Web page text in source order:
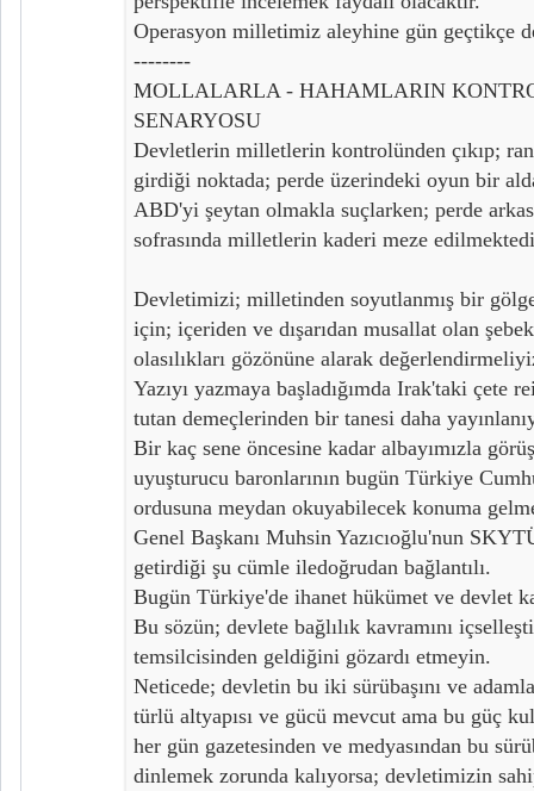
Operasyon milletimiz aleyhine gün geçtikçe
--------
MOLLALARLA - HAHAMLARIN
SENARYOSU
Devletlerin milletlerin kontrolünden çıkıp;
girdiği noktada; perde üzerindeki oyun bir
ABD'yi şeytan olmakla suçlarken; perde
sofrasında milletlerin kaderi meze
Devletimizi; milletinden soyutlanmış bir
için; içeriden ve dışarıdan musallat olan
olasılıkları gözönüne alarak
Yazıyı yazmaya başladığımda Irak'taki çete
tutan demeçlerinden bir tanesi daha
Bir kaç sene öncesine kadar albayımızla
uyuşturucu baronlarının bugün Türkiye
ordusuna meydan okuyabilecek konuma
Genel Başkanı Muhsin Yazıcıoğlu'nun
getirdiği şu cümle iledoğrudan bağlantılı.
Bugün Türkiye'de ihanet hükümet ve devlet
Bu sözün; devlete bağlılık kavramını
temsilcisinden geldiğini gözardı etmeyin.
Neticede; devletin bu iki sürübaşını ve
türlü altyapısı ve gücü mevcut ama bu güç
her gün gazetesinden ve medyasından bu
dinlemek zorunda kalıyorsa; devletimizin